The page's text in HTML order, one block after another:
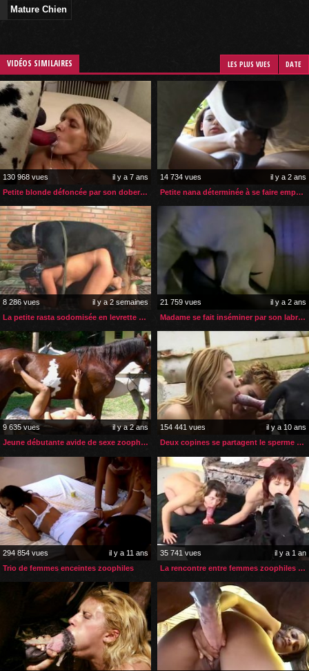
Mature Chien
VIDÉOS SIMILAIRES LES PLUS VUES DATE
130 968 vues
il y a 7 ans
Petite blonde défoncée par son doberman dans sa chambre
14 734 vues
il y a 2 ans
Petite nana déterminée à se faire empaler par son cheval
8 286 vues
il y a 2 semaines
La petite rasta sodomisée en levrette par son chien
21 759 vues
il y a 2 ans
Madame se fait inséminer par son labrador
9 635 vues
il y a 2 ans
Jeune débutante avide de sexe zoophile empalée par un étalon
154 441 vues
il y a 10 ans
Deux copines se partagent le sperme d’un chien
294 854 vues
il y a 11 ans
Trio de femmes enceintes zoophiles
35 741 vues
il y a 1 an
La rencontre entre femmes zoophiles se termine en trio sexe